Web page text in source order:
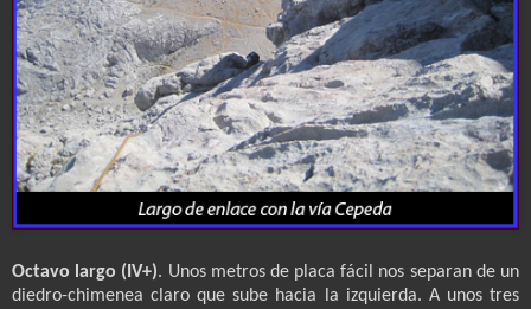
Octavo largo (IV+). Unos metros de placa fácil nos separan de un
diedro-chimenea claro que sube hacia la izquierda. A unos tres